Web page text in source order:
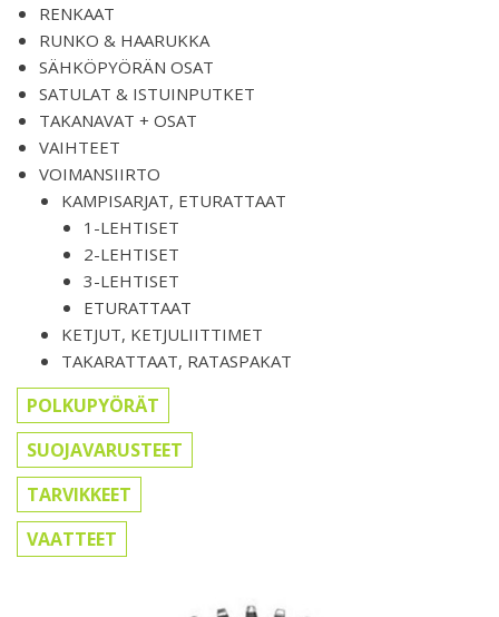
RENKAAT
RUNKO & HAARUKKA
SÄHKÖPYÖRÄN OSAT
SATULAT & ISTUINPUTKET
TAKANAVAT + OSAT
VAIHTEET
VOIMANSIIRTO
KAMPISARJAT, ETURATTAAT
1-LEHTISET
2-LEHTISET
3-LEHTISET
ETURATTAAT
KETJUT, KETJULIITTIMET
TAKARATTAAT, RATASPAKAT
POLKUPYÖRÄT
SUOJAVARUSTEET
TARVIKKEET
VAATTEET